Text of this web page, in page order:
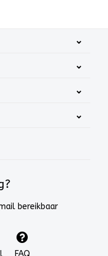
bereikbaar
FAQ